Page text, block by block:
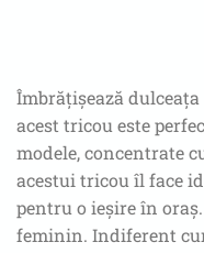
Îmbrățișează
acest tricou este
modele, concentrate
acestui tricou îl face
pentru o ieșire în
feminin. Indiferent